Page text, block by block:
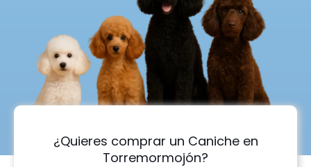
¿Quieres comprar un Caniche en
Torremormojón?